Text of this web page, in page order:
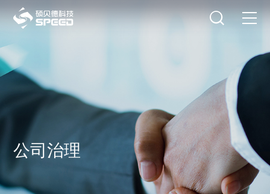
产品中心
解决方案
创新与技术
选择语言 在线咨询
公司治理